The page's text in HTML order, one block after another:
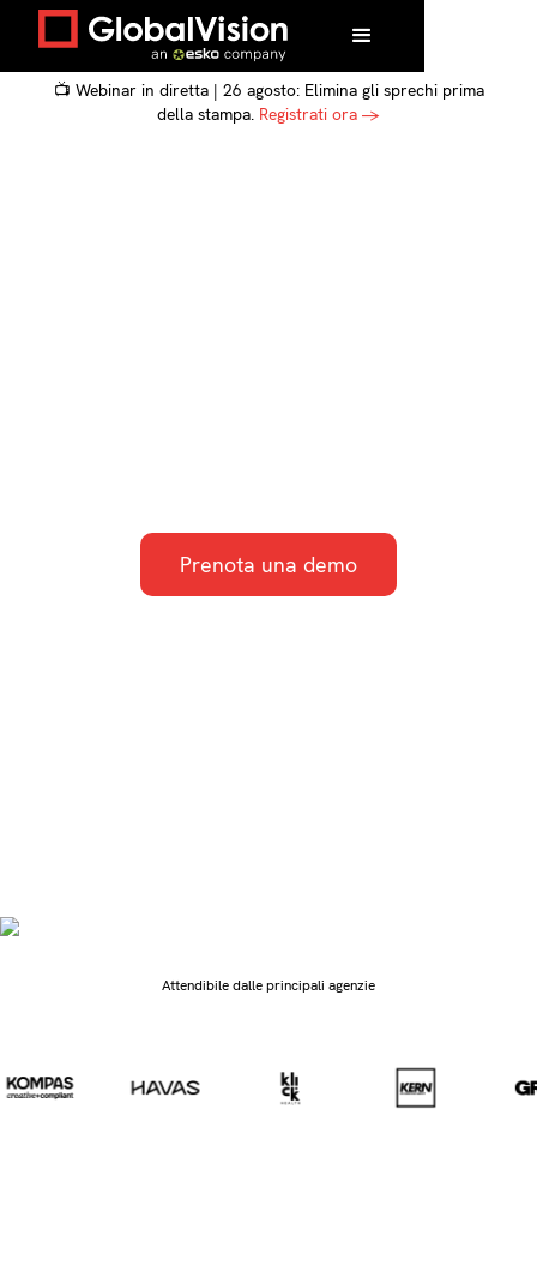
📺 Webinar in diretta | 26 agosto: Elimina gli sprechi prima
della stampa. Registrati ora →
Prenota una demo
Attendibile dalle principali agenzie